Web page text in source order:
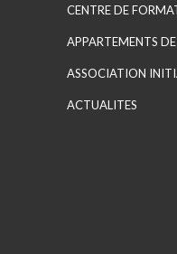
CENTRE DE
APPARTEMENTS
ASSOCIATION
ACTUALITES